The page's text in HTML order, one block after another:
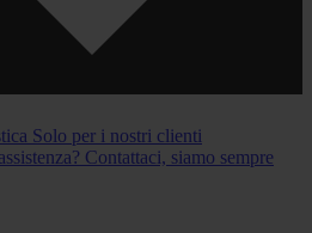
Solo per i nostri clienti
Contattaci, siamo sempre